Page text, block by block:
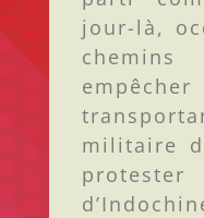
jour-là,
militaire
protester